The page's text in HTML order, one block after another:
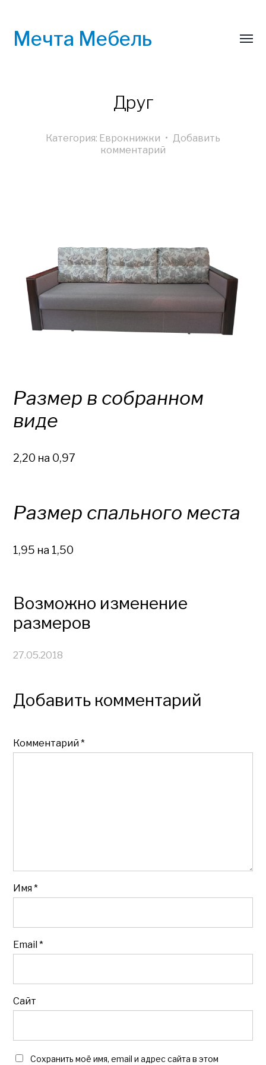
Мечта Мебель
Друг
Категория: Еврокнижки • Добавить
комментарий
Размер в собранном
виде
2,20 на 0,97
Размер спального места
1,95 на 1,50
Возможно изменение
размеров
27.05.2018
Добавить комментарий
Комментарий*
Имя*
Email*
Сайт
Сохранить моё имя, email и адрес сайта в этом